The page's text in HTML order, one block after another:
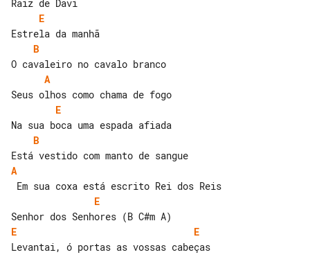
E
B
A
E
B
A
E
E
E